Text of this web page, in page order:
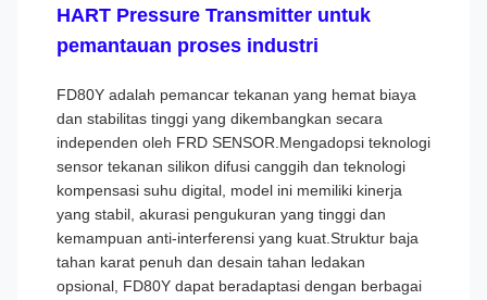
HART Pressure Transmitter untuk
pemantauan proses industri
FD80Y adalah pemancar tekanan yang hemat biaya
dan stabilitas tinggi yang dikembangkan secara
independen oleh FRD SENSOR.Mengadopsi teknologi
sensor tekanan silikon difusi canggih dan teknologi
kompensasi suhu digital, model ini memiliki kinerja
yang stabil, akurasi pengukuran yang tinggi dan
kemampuan anti-interferensi yang kuat.Struktur baja
tahan karat penuh dan desain tahan ledakan
opsional, FD80Y dapat beradaptasi dengan berbagai